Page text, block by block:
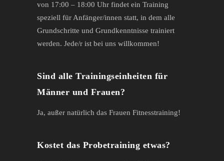
von 17:00 – 18:00 Uhr findet ein Training
speziell für Anfänger/innen statt, in dem alle
Grundschritte und Grundkenntnisse trainiert
werden. Jede/r ist bei uns willkommen!
Sind alle Trainingseinheiten für
Männer und Frauen?
Ja, außer natürlich das Frauen Fitnesstraining!
Kostet das Probetraining etwas?